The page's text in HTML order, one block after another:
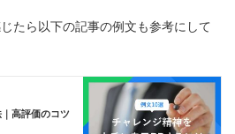
たら以下の記事の例文も参考にして
｜高評価のコツ